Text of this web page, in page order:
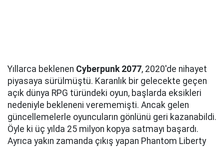
Yıllarca beklenen Cyberpunk 2077, 2020'de nihayet
piyasaya sürülmüştü. Karanlık bir gelecekte geçen
açık dünya RPG türündeki oyun, başlarda eksikleri
nedeniyle bekleneni verememişti. Ancak gelen
güncellemelerle oyuncuların gönlünü geri kazanabildi.
Öyle ki üç yılda 25 milyon kopya satmayı başardı.
Ayrıca yakın zamanda çıkış yapan Phantom Liberty